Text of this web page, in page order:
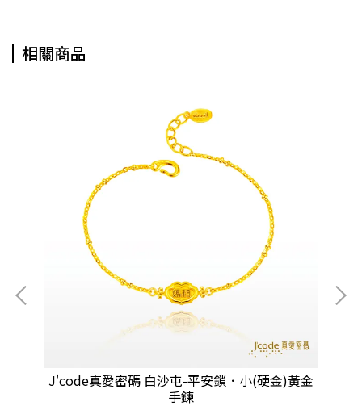
相關商品
J'code真愛密碼 白沙屯-平安鎖．小(硬金)黃金
手鍊